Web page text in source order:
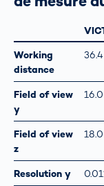
Working
distance
Field of view
y
Field of view
z
Resolution y